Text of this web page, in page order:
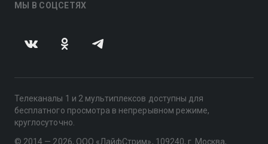
МЫ В СОЦСЕТЯХ
Телеканалы 1 и 2 мультиплексов доступны для
бесплатного просмотра в непрерывном режиме,
круглосуточно.
© 2014 — 2026, ООО «ЛайфСтрим», 109240, г. Москва,